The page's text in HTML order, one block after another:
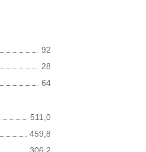
92
28
64
511,0
459,8